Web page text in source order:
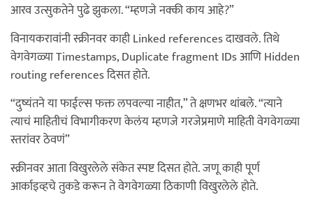
आरव उत्सुकतेने पुढे झुकला. “म्हणजे नक्की काय आहे?”
विनायकरावांनी स्क्रीनवर काही Linked references दाखवले. तिथे
वेगवेगळ्या Timestamps, Duplicate fragment IDs आणि Hidden
routing references दिसत होते.
“दुष्यंतने या फाईल्स फक्त लपवल्या नाहीत,” ते क्षणभर थांबले. “त्याने
त्याचं माहितीचं विभागीकरण केलंय म्हणजे गरजेप्रमाणे माहिती वेगवेगळ्या
स्तरांवर ठेवणं”
स्क्रीनवर आता विखुरलेले संकेत स्पष्ट दिसत होते. जणू काही पूर्ण
आर्काइव्हचे तुकडे करून ते वेगवेगळ्या ठिकाणी विखुरलेले होते.